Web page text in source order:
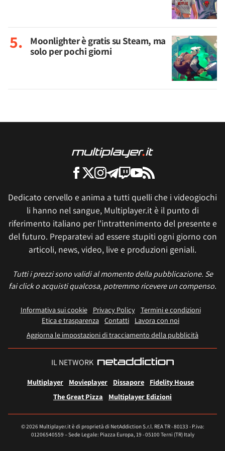
Moonlighter è gratis su Steam, ma
solo per pochi giorni
Dedicato cervello e anima a tutti quelli che i videogiochi
li hanno nel sangue, Multiplayer.it è il punto di
riferimento italiano per l'intrattenimento del presente e
del futuro. Preparatevi ad essere stupiti ogni giorno con
articoli, news, video, live e produzioni geniali.
Tutti i prezzi sono validi al momento della pubblicazione. Se
fai click o acquisti qualcosa, potremmo ricevere un compenso.
Informativa sui cookie Privacy Policy
Termini e condizioni
Etica e trasparenza Contatti
Lavora con noi
Aggiorna le impostazioni di tracciamento della pubblicità
IL NETWORK
Multiplayer Movieplayer Dissapore
Fidelity House
The Great Pizza
Multiplayer Edizioni
© 2026 Multiplayer.it è di proprietà di NetAddiction S.r.l. REA TR - 80133 - P.iva:
01206540559 – Sede Legale: Piazza Europa, 19 - 05100 Terni (TR) Italy